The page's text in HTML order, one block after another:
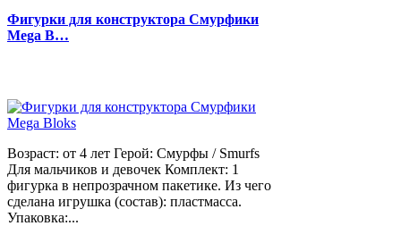
Фигурки для конструктора Смурфики
Mega B…
Возраст: от 4 лет Герой: Смурфы / Smurfs
Для мальчиков и девочек Комплект: 1
фигурка в непрозрачном пакетике. Из чего
сделана игрушка (состав): пластмасса.
Упаковка:...